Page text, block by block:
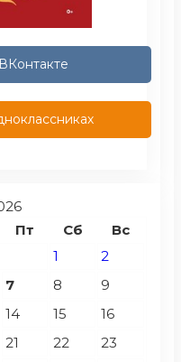
Пт Сб Вс
1
2
7 8
9
14 15
16
21 22
23